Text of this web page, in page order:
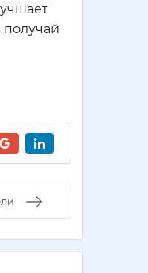
получай